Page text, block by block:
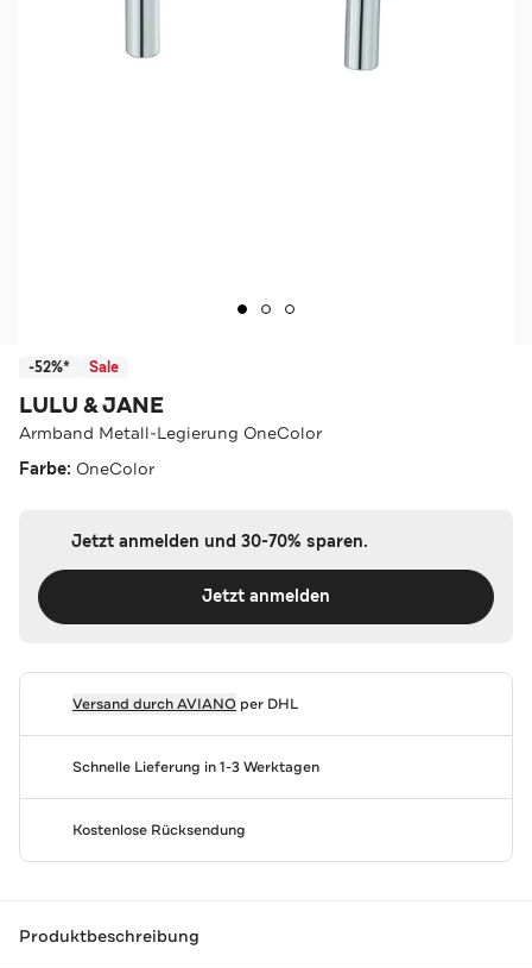
-52%* Sale
LULU & JANE
Armband Metall-Legierung OneColor
Farbe: OneColor
Jetzt anmelden und 30-70% sparen.
Jetzt anmelden
Versand durchAVIANOper DHL
Schnelle Lieferung in 1-3 Werktagen
Kostenlose Rücksendung
Produktbeschreibung